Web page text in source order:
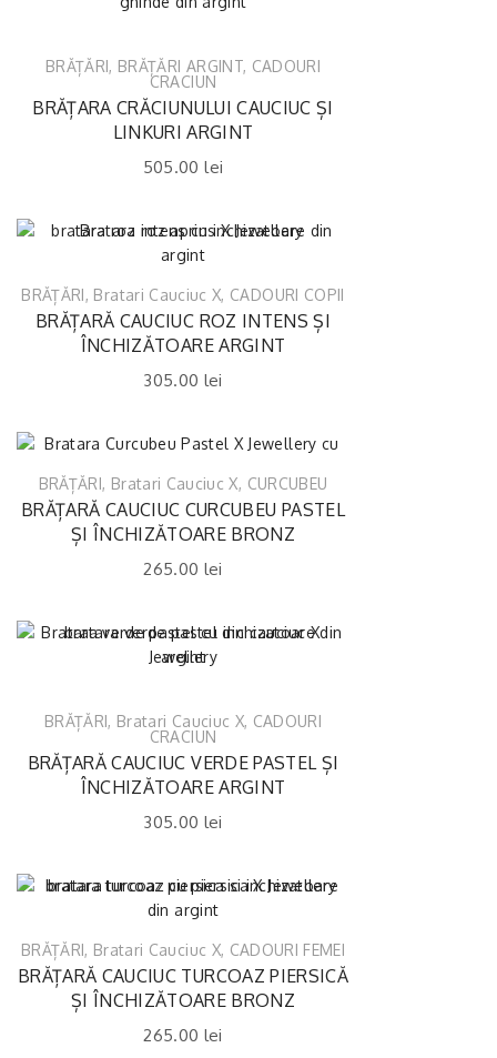
BRĂȚĂRI, BRĂȚĂRI ARGINT, CADOURI
CRACIUN
BRĂȚARA CRĂCIUNULUI CAUCIUC ȘI
LINKURI ARGINT
505.00lei
BRĂȚĂRI, Bratari Cauciuc X, CADOURI COPII
BRĂȚARĂ CAUCIUC ROZ INTENS ȘI
ÎNCHIZĂTOARE ARGINT
305.00 lei
BRĂȚĂRI, Bratari Cauciuc X, CURCUBEU
BRĂȚARĂ CAUCIUC CURCUBEU PASTEL
ȘI ÎNCHIZĂTOARE BRONZ
265.00 lei
BRĂȚĂRI, Bratari Cauciuc X, CADOURI
CRACIUN
BRĂȚARĂ CAUCIUC VERDE PASTEL ȘI
ÎNCHIZĂTOARE ARGINT
305.00 lei
BRĂȚĂRI, Bratari Cauciuc X, CADOURI FEMEI
BRĂȚARĂ CAUCIUC TURCOAZ PIERSICĂ
ȘI ÎNCHIZĂTOARE BRONZ
265.00 lei